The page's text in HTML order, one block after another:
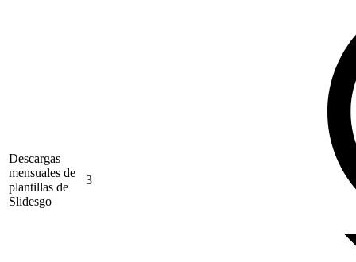
Descargas
mensuales de
plantillas de
Slidesgo
3